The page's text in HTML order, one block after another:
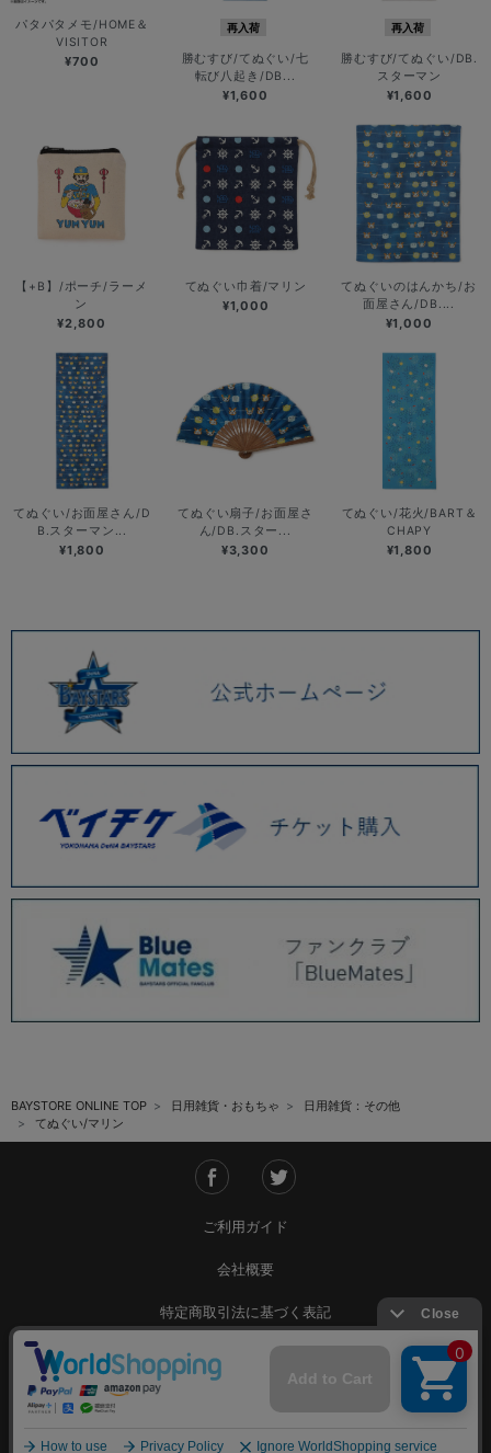
パタパタメモ/HOME＆
VISITOR
¥700
再入荷
勝むすび/てぬぐい/七
転び八起き/DB...
¥1,600
再入荷
勝むすび/てぬぐい/DB.
スターマン
¥1,600
【+B】/ポーチ/ラーメ
ン
¥2,800
てぬぐい巾着/マリン
¥1,000
てぬぐいのはんかち/お
面屋さん/DB....
¥1,000
てぬぐい/お面屋さん/D
B.スターマン...
¥1,800
てぬぐい扇子/お面屋さ
ん/DB.スター...
¥3,300
てぬぐい/花火/BART＆
CHAPY
¥1,800
BAYSTORE ONLINE TOP 日用雑貨・おもちゃ
日用雑貨：その他
てぬぐい/マリン
ご利用ガイド
会社概要
特定商取引法に基づく表記
ご利用規約
Copyright © YOKOHAMA DeNA BAYSTARS All Rights Reserved.